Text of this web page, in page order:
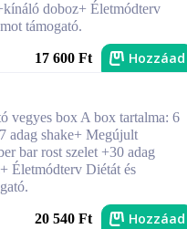
doboz+ Életmódterv
támogató.
17 600 Ft Hozzáad
vegyes box A box tartalma: 6
adag shake+ Megújult
bar rost szelet +30 adag
Életmódterv Diétát és
20 540 Ft Hozzáad